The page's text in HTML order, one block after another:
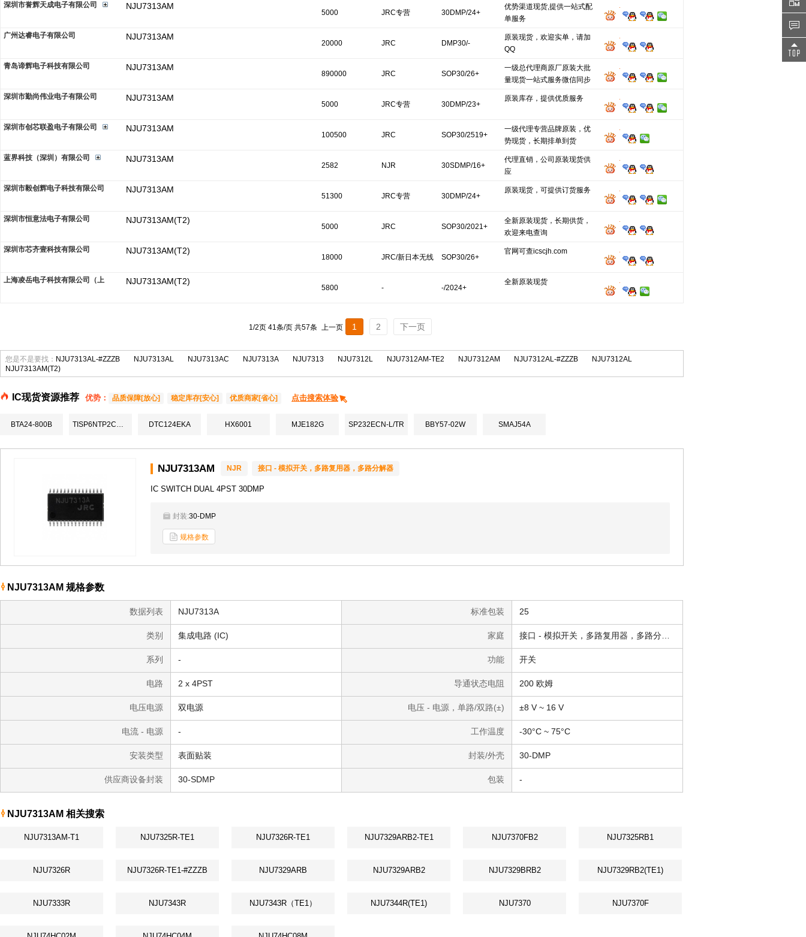
深圳市誉辉天成电子有限公司 NJU7313AM
5000 JRC专营 30DMP/24+
优势渠道现货,提供一站式配
单服务
广州达睿电子有限公司
NJU7313AM
20000 JRC DMP30/-
原装现货，欢迎实单，请加
QQ
青岛谛辉电子科技有限公司
NJU7313AM
890000 JRC SOP30/26+
一级总代理商原厂原装大批
量现货一站式服务微信同步
深圳市勤尚伟业电子有限公司
NJU7313AM
5000 JRC专营 30DMP/23+
原装库存，提供优质服务
深圳市创芯联盈电子有限公司 NJU7313AM
100500 JRC SOP30/2519+
一级代理专营品牌原装，优
势现货，长期排单到货
蓝界科技（深圳）有限公司
NJU7313AM
2582 NJR
Corporation/NJR
30SDMP/16+
代理直销，公司原装现货供
应
深圳市毅创辉电子科技有限公司
NJU7313AM
51300 JRC专营 30DMP/24+
原装现货，可提供订货服务
深圳市恒意法电子有限公司 NJU7313AM(T2)
5000 JRC SOP30/2021+
全新原装现货，长期供货，
欢迎来电查询
深圳市芯齐壹科技有限公司
NJU7313AM(T2)
18000 JRC/新日本无线 SOP30/26+
官网可查icscjh.com
上海凌岳电子科技有限公司（上 NJU7313AM(T2)
5800 - -/2024+
全新原装现货
1/2页 41条/页 共57条 上一页 1 2 下一页
您是不是要找： NJU7313AL-#ZZZB NJU7313AL NJU7313AC NJU7313A NJU7313 NJU7312L NJU7312AM-TE2 NJU7312AM NJU7312AL-#ZZZB
NJU7312AL
NJU7313AM(T2)
IC现货资源推荐 优势： 品质保障[放心] 稳定库存[安心] 优质商家[省心] 点击搜索体验
BTA24-800B TISP6NTP2CDR-S DTC124EKA HX6001 MJE182G SP232ECN-L/TR BBY57-02W SMAJ54A
NJU7313AM NJR 接口 - 模拟开关，多路复用器，多路分解器
IC SWITCH DUAL 4PST 30DMP
封装:30-DMP
规格参数
NJU7313AM 规格参数
数据列表 NJU7313A 标准包装 25
类别 集成电路 (IC) 家庭
系列 - 功能 开关
电路 2 x 4PST 导通状态电阻 200 欧姆
电压电源 双电源 电压 - 电源，单路/双路(±) ±8 V ~ 16 V
电流 - 电源 - 工作温度 -30°C ~ 75°C
安装类型 表面贴装 封装/外壳 30-DMP
供应商设备封装 30-SDMP 包装 -
NJU7313AM 相关搜索
NJU7313AM-T1 NJU7325R-TE1 NJU7326R-TE1 NJU7329ARB2-TE1 NJU7370FB2 NJU7325RB1
NJU7326R NJU7326R-TE1-#ZZZB NJU7329ARB NJU7329ARB2 NJU7329BRB2 NJU7329RB2(TE1)
NJU7333R NJU7343R NJU7343R（TE1） NJU7344R(TE1) NJU7370 NJU7370F